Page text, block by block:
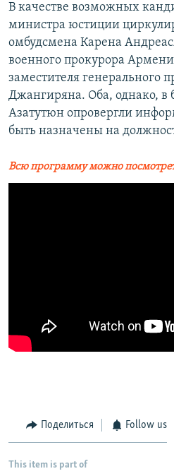
В качестве возможных
министра юстиции
омбудсмена Карена
военного прокурора
заместителя генерального
Джангиряна. Оба, однако, в
Азатутюн опровергли
быть назначены на
Всю программу можно
Поделиться Follow us
This item is part of